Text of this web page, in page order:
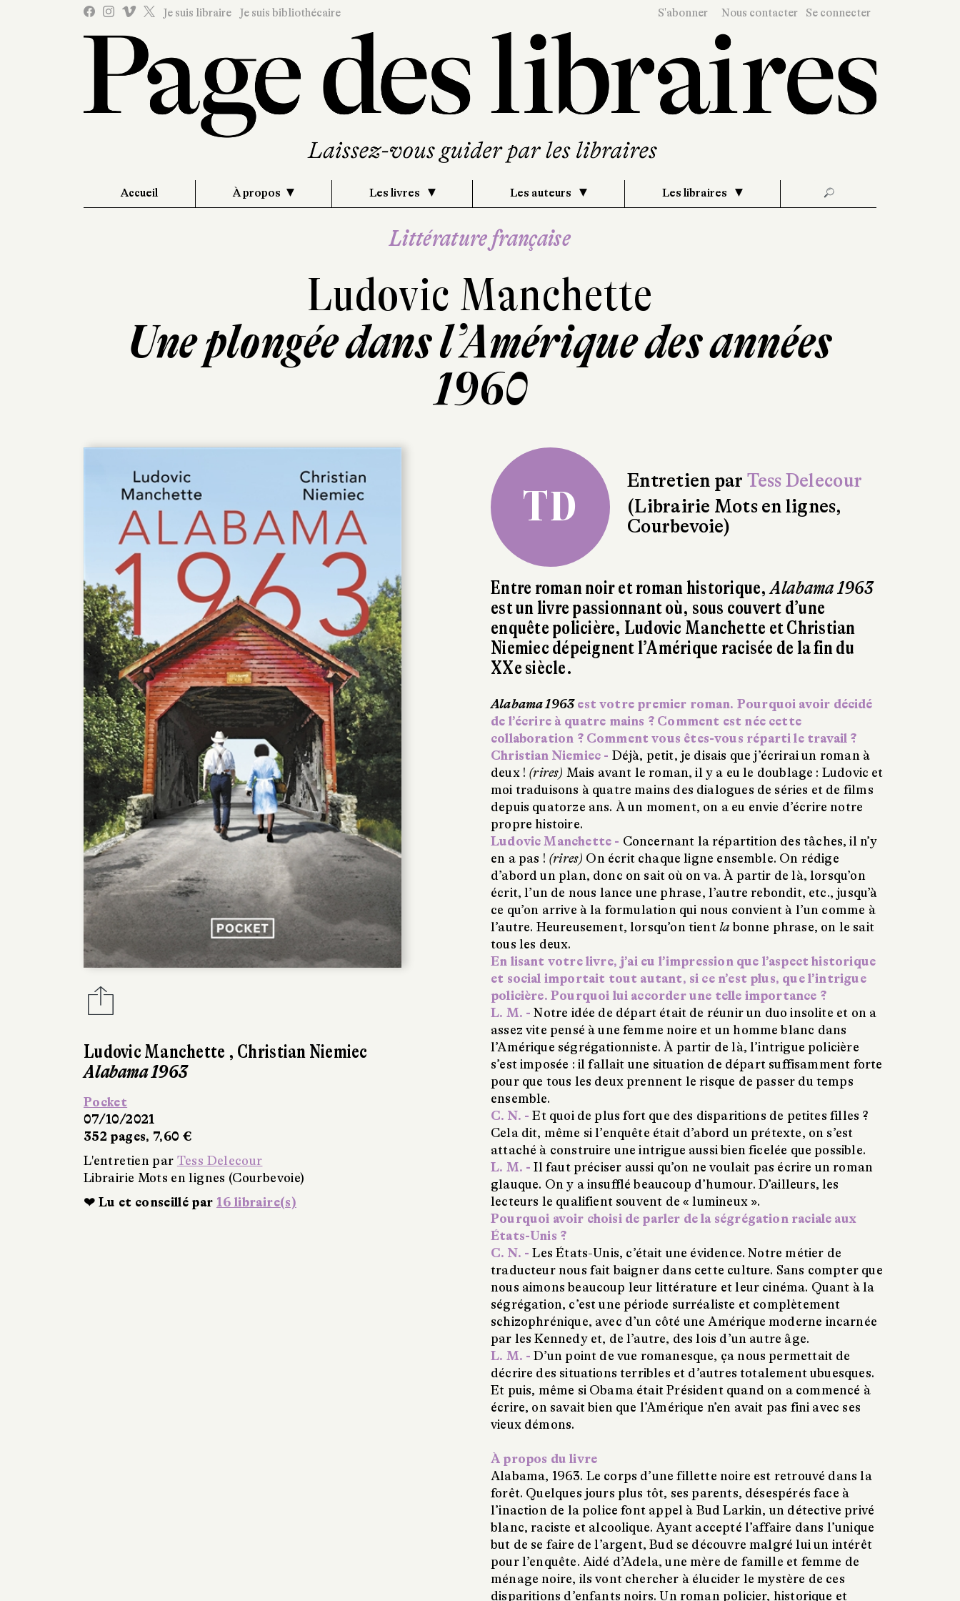
Je suis libraire Je suis bibliothécaire S'abonner Nous contacter Se connecter
Accueil À propos Les livres Les auteurs Les libraires 🔎
Littérature française
Ludovic Manchette
Une plongée dans l’Amérique des années
1960
Ludovic Manchette , Christian Niemiec
Alabama 1963
Pocket
07/10/2021
352 pages, 7,60 €
L'entretien par Tess Delecour
Librairie Mots en lignes (Courbevoie)
❤ Lu et conseillé par 16 libraire(s)
TD
Entretien par Tess Delecour
(Librairie Mots en lignes,
Courbevoie)
Entre roman noir et roman historique,Alabama 1963
est un livre passionnant où, sous couvert d’une
enquête policière, Ludovic Manchette et Christian
Niemiec dépeignent l’Amérique racisée de la fin du
XXe siècle.
Alabama 1963est votre premier roman. Pourquoi avoir décidé
de l’écrire à quatre mains ? Comment est née cette
collaboration ? Comment vous êtes-vous réparti le travail ?
Christian Niemiec - Déjà, petit, je disais que j’écrirai un roman à
deux ! (rires) Mais avant le roman, il y a eu le doublage : Ludovic et
moi traduisons à quatre mains des dialogues de séries et de films
depuis quatorze ans. À un moment, on a eu envie d’écrire notre
propre histoire.
Ludovic Manchette - Concernant la répartition des tâches, il n’y
en a pas ! (rires) On écrit chaque ligne ensemble. On rédige
d’abord un plan, donc on sait où on va. À partir de là, lorsqu’on
écrit, l’un de nous lance une phrase, l’autre rebondit, etc., jusqu’à
ce qu’on arrive à la formulation qui nous convient à l’un comme à
l’autre. Heureusement, lorsqu’on tientla bonne phrase, on le sait
tous les deux.
En lisant votre livre, j’ai eu l’impression que l’aspect historique
et social importait tout autant, si ce n’est plus, que l’intrigue
policière. Pourquoi lui accorder une telle importance ?
L. M. -Notre idée de départ était de réunir un duo insolite et on a
assez vite pensé à une femme noire et un homme blanc dans
l’Amérique ségrégationniste. À partir de là, l’intrigue policière
s’est imposée : il fallait une situation de départ suffisamment forte
pour que tous les deux prennent le risque de passer du temps
ensemble.
C. N. -Et quoi de plus fort que des disparitions de petites filles ?
Cela dit, même si l’enquête était d’abord un prétexte, on s’est
attaché à construire une intrigue aussi bien ficelée que possible.
L. M. -Il faut préciser aussi qu’on ne voulait pas écrire un roman
glauque. On y a insufflé beaucoup d’humour. D’ailleurs, les
lecteurs le qualifient souvent de « lumineux ».
Pourquoi avoir choisi de parler de la ségrégation raciale aux
États-Unis ?
C. N. -Les États-Unis, c’était une évidence. Notre métier de
traducteur nous fait baigner dans cette culture. Sans compter que
nous aimons beaucoup leur littérature et leur cinéma. Quant à la
ségrégation, c’est une période surréaliste et complètement
schizophrénique, avec d’un côté une Amérique moderne incarnée
par les Kennedy et, de l’autre, des lois d’un autre âge.
L. M. -D’un point de vue romanesque, ça nous permettait de
décrire des situations terribles et d’autres totalement ubuesques.
Et puis, même si Obama était Président quand on a commencé à
écrire, on savait bien que l’Amérique n’en avait pas fini avec ses
vieux démons.
À propos du livre
Alabama, 1963. Le corps d’une fillette noire est retrouvé dans la
forêt. Quelques jours plus tôt, ses parents, désespérés face à
l’inaction de la police font appel à Bud Larkin, un détective privé
blanc, raciste et alcoolique. Ayant accepté l’affaire dans l’unique
but de se faire de l’argent, Bud se découvre malgré lui un intérêt
pour l’enquête. Aidé d’Adela, une mère de famille et femme de
ménage noire, ils vont chercher à élucider le mystère de ces
disparitions d’enfants noirs. Un roman policier, historique et